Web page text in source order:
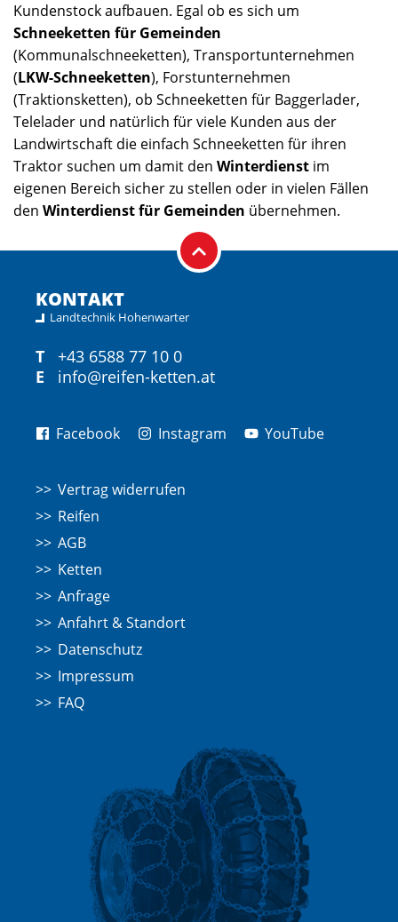
Kundenstock aufbauen. Egal ob es sich um
Schneeketten für Gemeinden
(Kommunalschneeketten), Transportunternehmen
(LKW-Schneeketten), Forstunternehmen
(Traktionsketten), ob Schneeketten für Baggerlader,
Telelader und natürlich für viele Kunden aus der
Landwirtschaft die einfach Schneeketten für ihren
Traktor suchen um damit den Winterdienst im
eigenen Bereich sicher zu stellen oder in vielen Fällen
den Winterdienst für Gemeinden übernehmen.
KONTAKT
Landtechnik Hohenwarter
T
+43 6588 77 10 0
E
info@reifen-ketten.at
Facebook Instagram YouTube
Vertrag widerrufen
Reifen
AGB
Ketten
Anfrage
Anfahrt & Standort
Datenschutz
Impressum
FAQ